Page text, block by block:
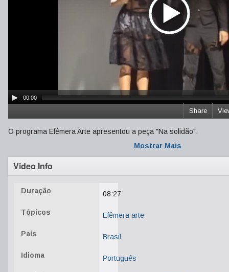
00:00
Share
O programa Efêmera Arte apresentou a peça "Na solidão".
Mostrar Mais
Video Info
Duração 08:27
Tópicos Efêmera arte
País Brasil
Idioma Português